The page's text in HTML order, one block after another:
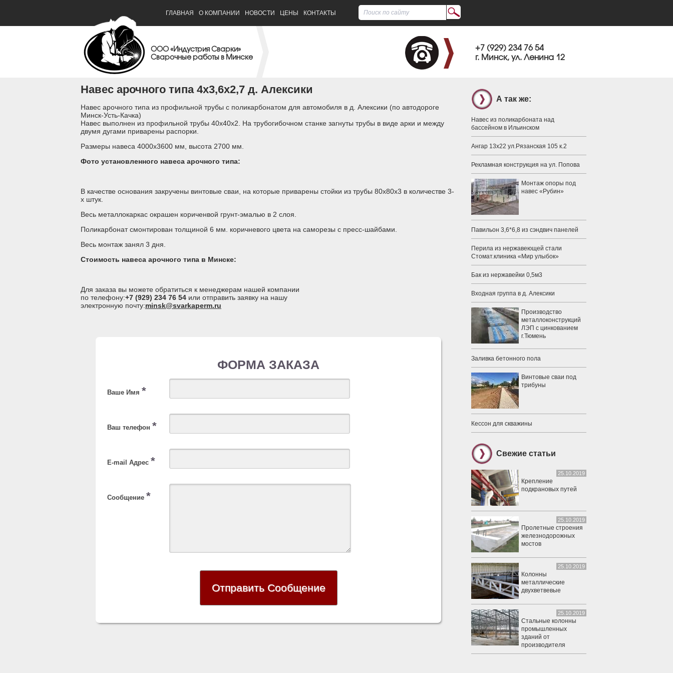
ГЛАВНАЯ О КОМПАНИИ НОВОСТИ ЦЕНЫ КОНТАКТЫ
ООО «Индустрия Сварки»
Сварочные работы в Минске
+7 (929) 234 76 54
г. Минск, ул. Ленина 12
Навес арочного типа 4х3,6х2,7 д. Алексики
Навес арочного типа из профильной трубы с поликарбонатом для автомобиля в д. Алексики (по автодороге
Минск-Усть-Качка)
Навес выполнен из профильной трубы 40х40х2. На трубогибочном станке загнуты трубы в виде арки и между
двумя дугами приварены распорки.
Размеры навеса 4000х3600 мм, высота 2700 мм.
Фото установленного навеса арочного типа:
В качестве основания закручены винтовые сваи, на которые приварены стойки из трубы 80х80х3 в количестве 3-
х штук.
Весь металлокаркас окрашен кориченвой грунт-эмалью в 2 слоя.
Поликарбонат смонтирован толщиной 6 мм. коричневого цвета на саморезы с пресс-шайбами.
Весь монтаж занял 3 дня.
Стоимость навеса арочного типа в Минске:
Для заказа вы можете обратиться к менеджерам нашей компании
по телефону:+7 (929) 234 76 54 или отправить заявку на нашу
электронную почту:minsk@svarkaperm.ru
ФОРМА ЗАКАЗА
Ваше Имя *
Ваш телефон *
E-mail Адрес *
Сообщение *
А так же:
Навес из поликарбоната над
бассейном в Ильинском
Ангар 13х22 ул.Рязанская 105 к.2
Рекламная конструкция на ул. Попова
Монтаж опоры под
навес «Рубин»
Павильон 3,6*6,8 из сэндвич панелей
Перила из нержавеющей стали
Стомат.клиника «Мир улыбок»
Бак из нержавейки 0,5м3
Входная группа в д. Алексики
Производство
металлоконструкций
ЛЭП с цинкованием
г.Тюмень
Заливка бетонного пола
Винтовые сваи под
трибуны
Кессон для скважины
Свежие статьи
25.10.2019
Крепление
подкрановых путей
25.10.2019
Пролетные строения
железнодорожных
мостов
25.10.2019
Колонны
металлические
двухветвевые
25.10.2019
Стальные колонны
промышленных
зданий от
производителя